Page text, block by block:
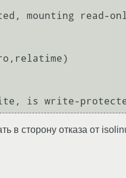
mounting read-
в сторону отказа от